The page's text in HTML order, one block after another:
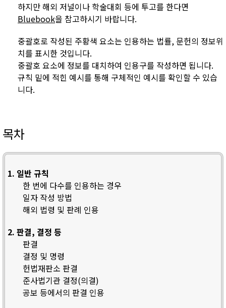
하지만 해외 저널이나 학술대회 등에 투고를 한다면
Bluebook을 참고하시기 바랍니다.
중괄호로 작성된 주황색 요소는 인용하는 법률, 문헌의 정보위
치를 표시한 것입니다.
중괄호 요소에 정보를 대치하여 인용구를 작성하면 됩니다.
규칙 밑에 적힌 예시를 통해 구체적인 예시를 확인할 수 있습
니다.
목차
1. 일반 규칙
한 번에 다수를 인용하는 경우
일자 작성 방법
해외 법령 및 판례 인용
2. 판결, 결정 등
판결
결정 및 명령
헌법재판소 판결
준사법기관 결정(의결)
공보 등에서의 판결 인용